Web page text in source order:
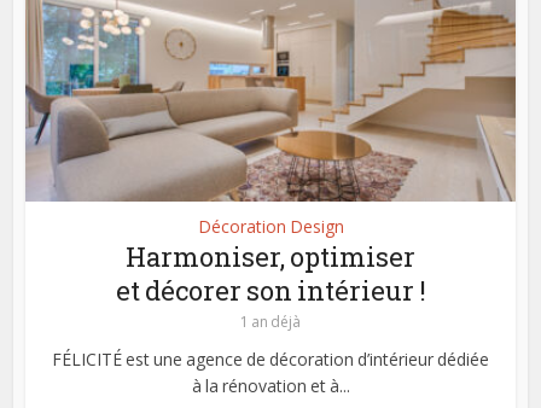
Décoration Design
Harmoniser, optimiser
et décorer son intérieur !
1 an déjà
FÉLICITÉ est une agence de décoration d’intérieur dédiée
à la rénovation et à...